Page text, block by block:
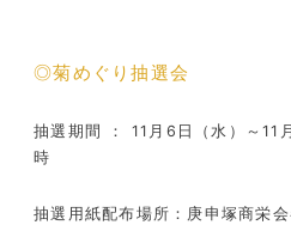
◎菊めぐり抽選会
抽選期間 ： 11月6日（水）～
時
抽選用紙配布場所：庚申塚商栄